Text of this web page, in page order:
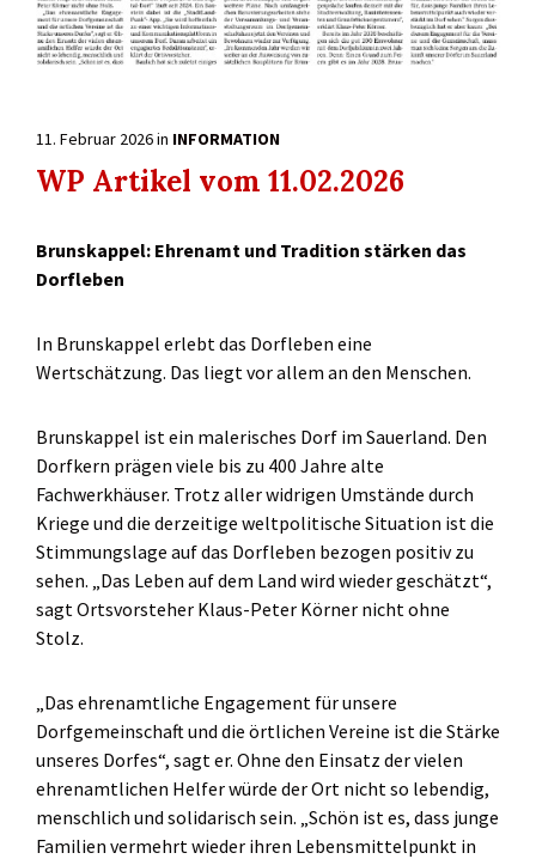
11. Februar 2026in INFORMATION
WP Artikel vom 11.02.2026
Brunskappel: Ehrenamt und Tradition stärken das
Dorfleben
In Brunskappel erlebt das Dorfleben eine
Wertschätzung. Das liegt vor allem an den Menschen.
Brunskappel ist ein malerisches Dorf im Sauerland. Den
Dorfkern prägen viele bis zu 400 Jahre alte
Fachwerkhäuser. Trotz aller widrigen Umstände durch
Kriege und die derzeitige weltpolitische Situation ist die
Stimmungslage auf das Dorfleben bezogen positiv zu
sehen. „Das Leben auf dem Land wird wieder geschätzt“,
sagt Ortsvorsteher Klaus-Peter Körner nicht ohne
Stolz.
„Das ehrenamtliche Engagement für unsere
Dorfgemeinschaft und die örtlichen Vereine ist die Stärke
unseres Dorfes“, sagt er. Ohne den Einsatz der vielen
ehrenamtlichen Helfer würde der Ort nicht so lebendig,
menschlich und solidarisch sein. „Schön ist es, dass junge
Familien vermehrt wieder ihren Lebensmittelpunkt in